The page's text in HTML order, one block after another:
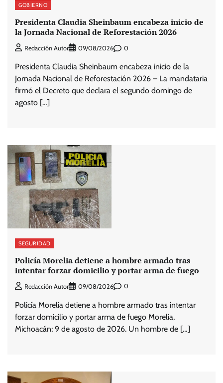
GOBIERNO
Presidenta Claudia Sheinbaum encabeza inicio de
la Jornada Nacional de Reforestación 2026
Redacción Autor 09/08/2026 0
Presidenta Claudia Sheinbaum encabeza inicio de la
Jornada Nacional de Reforestación 2026 – La mandataria
firmó el Decreto que declara el segundo domingo de
agosto […]
SEGURIDAD
Policía Morelia detiene a hombre armado tras
intentar forzar domicilio y portar arma de fuego
Redacción Autor 09/08/2026 0
Policía Morelia detiene a hombre armado tras intentar
forzar domicilio y portar arma de fuego Morelia,
Michoacán; 9 de agosto de 2026. Un hombre de […]